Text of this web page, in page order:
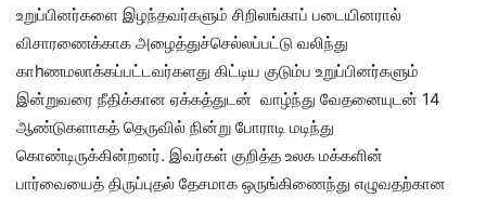
உறுப்பினர்களை இழந்தவர்களும் சிறிலங்காப் படையினரால்
விசாரணைக்காக அழைத்துச்செல்லப்பட்டு வலிந்து
காhணமலாக்கப்பட்டவர்களது கிட்டிய குடும்ப உறுப்பினர்களும்
இன்றுவரை நீதிக்கான ஏக்கத்துடன் வாழ்ந்து வேதனையுடன் 14
ஆண்டுகளாகத் தெருவில் நின்று போராடி மடிந்து
கொண்டிருக்கின்றனர். இவர்கள் குறித்த உலக மக்களின்
பார்வையைத் திருப்புதல் தேசமாக ஒருங்கிணைந்து எழுவதற்கான